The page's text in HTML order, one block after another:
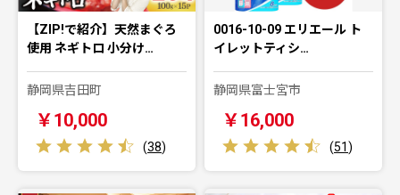
【ZIP!で紹介】天然まぐろ
使用 ネギトロ 小分け…
静岡県吉田町
￥10,000
(38)
0016-10-09 エリエール ト
イレットティシ…
静岡県富士宮市
￥16,000
(51)